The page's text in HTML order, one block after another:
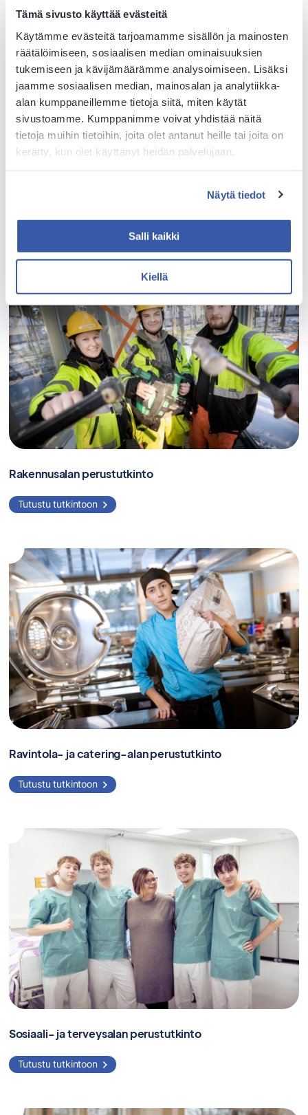
Tämä sivusto käyttää evästeitä
Käytämme evästeitä tarjoamamme sisällön ja mainosten
räätälöimiseen, sosiaalisen median ominaisuuksien
tukemiseen ja kävijämäärämme analysoimiseen. Lisäksi
jaamme sosiaalisen median, mainosalan ja analytiikka-
alan kumppaneillemme tietoja siitä, miten käytät
sivustoamme. Kumppanimme voivat yhdistää näitä
tietoja muihin tietoihin, joita olet antanut heille tai joita on
kerätty, kun olet käyttänyt heidän palvelujaan.
Näytä tiedot
Salli kaikki
Kiellä
Puhtaus- ja kiinteistöpalvelualan perustutkinto
Tutustu tutkintoon
Rakennusalan perustutkinto
Tutustu tutkintoon
Ravintola- ja catering-alan perustutkinto
Tutustu tutkintoon
Sosiaali- ja terveysalan perustutkinto
Tutustu tutkintoon